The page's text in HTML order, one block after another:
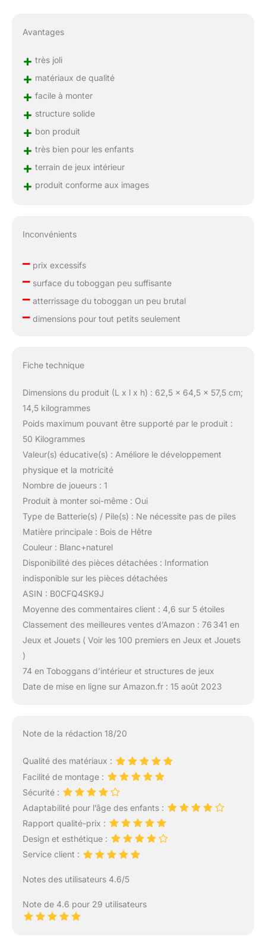
Avantages
+ très joli
+ matériaux de qualité
+ facile à monter
+ structure solide
+ bon produit
+ très bien pour les enfants
+ terrain de jeux intérieur
+ produit conforme aux images
Inconvénients
–prix excessifs
–surface du toboggan peu suffisante
–atterrissage du toboggan un peu brutal
–dimensions pour tout petits seulement
Fiche technique
Dimensions du produit (L x l x h) : 62,5 x 64,5 x 57,5 cm;
14,5 kilogrammes
Poids maximum pouvant être supporté par le produit :
50 Kilogrammes
Valeur(s) éducative(s) : Améliore le développement
physique et la motricité
Nombre de joueurs : 1
Produit à monter soi-même : Oui
Type de Batterie(s) / Pile(s) : Ne nécessite pas de piles
Matière principale : Bois de Hêtre
Couleur : Blanc+naturel
Disponibilité des pièces détachées : Information
indisponible sur les pièces détachées
ASIN : B0CFQ4SK9J
Moyenne des commentaires client : 4,6 sur 5 étoiles
Classement des meilleures ventes d’Amazon : 76 341 en
Jeux et Jouets ( Voir les 100 premiers en Jeux et Jouets
)
74 en Toboggans d’intérieur et structures de jeux
Date de mise en ligne sur Amazon.fr : 15 août 2023
Note de la rédaction 18/20
Qualité des matériaux :
Facilité de montage :
Sécurité :
Adaptabilité pour l’âge des enfants :
Rapport qualité-prix :
Design et esthétique :
Service client :
Notes des utilisateurs 4.6/5
Note de 4.6 pour 29 utilisateurs